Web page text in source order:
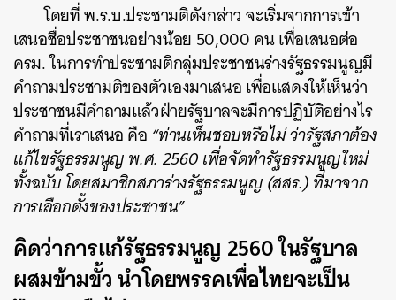
โดยที่ พ.ร.บ.ประชามติดังกล่าว จะเริ่มจากการเข้า
เสนอชื่อประชาชนอย่างน้อย 50,000 คน เพื่อเสนอต่อ
ครม. ในการทำประชามติกลุ่มประชาชนร่างรัฐธรรมนูญมี
คำถามประชามติของตัวเองมาเสนอ เพื่อแสดงให้เห็นว่า
ประชาชนมีคำถามแล้วฝ่ายรัฐบาลจะมีการปฏิบัติอย่างไร
คำถามที่เราเสนอ คือ “ท่านเห็นชอบหรือไม่ ว่ารัฐสภาต้อง
แก้ไขรัฐธรรมนูญ พ.ศ. 2560 เพื่อจัดทำรัฐธรรมนูญใหม่
ทั้งฉบับ โดยสมาชิกสภาร่างรัฐธรรมนูญ (สสร.) ที่มาจาก
การเลือกตั้งของประชาชน”
คิดว่าการแก้รัฐธรรมนูญ 2560 ในรัฐบาล
ผสมข้ามขั้ว นำโดยพรรคเพื่อไทยจะเป็น